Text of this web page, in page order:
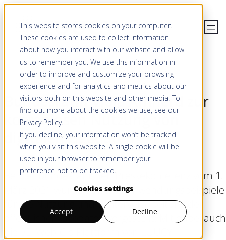
This website stores cookies on your computer.
These cookies are used to collect information
about how you interact with our website and allow
us to remember you. We use this information in
order to improve and customize your browsing
experience and for analytics and metrics about our
visitors both on this website and other media. To
find out more about the cookies we use, see our
Privacy Policy.
If you decline, your information won’t be tracked
when you visit this website. A single cookie will be
used in your browser to remember your
preference not to be tracked.
Cookies settings
Accept Decline
Bundesrätin Viola Amherd zur
kostenlosen Nutzung von
digitalen Geodaten
Bei der bundesrätlichen Pressekonferenz vom 1.
März 2021 wurden diverse Anwendungsbeispiele
für die Nutzung und Weiterverarbeitung der
öffentlichen Geodaten vorgestellt. Mit dabei auch
die 3D-Web-Gis-Plattform von LUUCY.